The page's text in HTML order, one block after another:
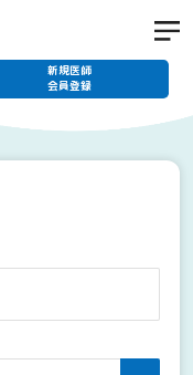
新規医師
会員登録